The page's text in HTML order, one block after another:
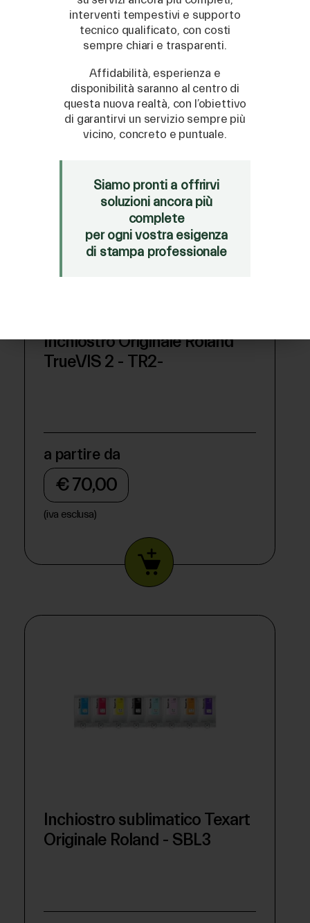
€ 123,00
(iva esclusa)
Inchiostro Originale Roland
TrueVIS 2 - TR2-
a partire da
€ 70,00
(iva esclusa)
Inchiostro sublimatico Texart
Originale Roland - SBL3
interventi tempestivi e supporto
tecnico qualificato, con costi
sempre chiari e trasparenti.
Affidabilità, esperienza e
disponibilità saranno al centro di
questa nuova realtà, con l’obiettivo
di garantirvi un servizio sempre più
vicino, concreto e puntuale.
Siamo pronti a offrirvi
soluzioni ancora più
complete
per ogni vostra esigenza
di stampa professionale